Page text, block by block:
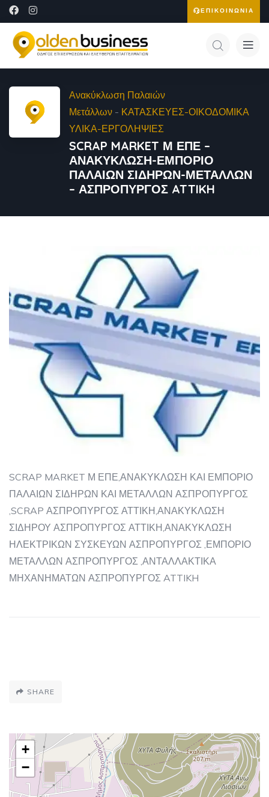
ΕΠΙΚΟΙΝΩΝΙΑ
Ανακύκλωση Παλαιών
Μετάλλων - ΚΑΤΑΣΚΕΥΕΣ-ΟΙΚΟΔΟΜΙΚΑ
ΥΛΙΚΑ-ΕΡΓΟΛΗΨΙΕΣ
SCRAP MARKET Μ ΕΠΕ –
ΑΝΑΚΥΚΛΩΣΗ-ΕΜΠΟΡΙΟ
ΠΑΛΑΙΩΝ ΣΙΔΗΡΩΝ-ΜΕΤΑΛΛΩΝ
– ΑΣΠΡΟΠΥΡΓΟΣ ATTIKH
SCRAP MARKET Μ ΕΠΕ,ΑΝΑΚΥΚΛΩΣΗ ΚΑΙ ΕΜΠΟΡΙΟ
ΠΑΛΑΙΩΝ ΣΙΔΗΡΩΝ ΚΑΙ ΜΕΤΑΛΛΩΝ ΑΣΠΡΟΠΥΡΓΟΣ
,SCRAP ΑΣΠΡΟΠΥΡΓΟΣ ΑΤΤΙΚΗ,ΑΝΑΚΥΚΛΩΣΗ
ΣΙΔΗΡΟΥ ΑΣΠΡΟΠΥΡΓΟΣ ΑΤΤΙΚΗ,ΑΝΑΚΥΚΛΩΣΗ
ΗΛΕΚΤΡΙΚΩΝ ΣΥΣΚΕΥΩΝ ΑΣΠΡΟΠΥΡΓΟΣ ,ΕΜΠΟΡΙΟ
ΜΕΤΑΛΛΩΝ ΑΣΠΡΟΠΥΡΓΟΣ ,ΑΝΤΑΛΛΑΚΤΙΚΑ
ΜΗΧΑΝΗΜΑΤΩΝ ΑΣΠΡΟΠΥΡΓΟΣ ATTIKH
SHARE
+
−